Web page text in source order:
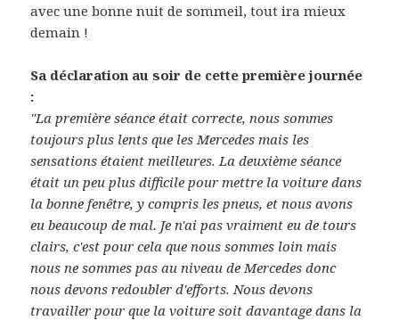
avec une bonne nuit de sommeil, tout ira mieux
demain !
Sa déclaration au soir de cette première journée
:
"La première séance était correcte, nous sommes
toujours plus lents que les Mercedes mais les
sensations étaient meilleures.La deuxième séance
était un peu plus difficile pour mettre la voiture dans
la bonne fenêtre, y compris les pneus, et nous avons
eu beaucoup de mal. Je n'ai pas vraiment eu de tours
clairs, c'est pour cela que nous sommes loin mais
nous ne sommes pas au niveau de Mercedes donc
nous devons redoubler d'efforts. Nous devons
travailler pour que la voiture soit davantage dans la